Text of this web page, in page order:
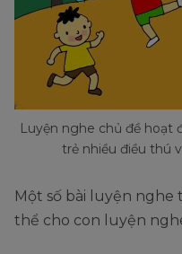
Luyện nghe chủ đề
trẻ nhiều điều thú
Một số bài luyện
thể cho con luyện